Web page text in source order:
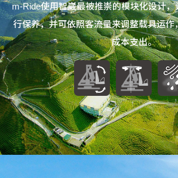
m-Ride使用智崴最被推崇的模块化设计
行保养，并可依照客流量来调整载具运作
成本支出。